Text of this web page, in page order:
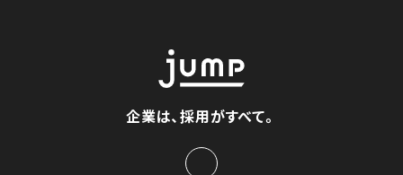
企業は、採用がすべて。